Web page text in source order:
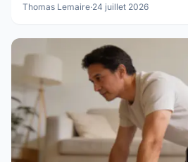
Thomas Lemaire·24 juillet 2026